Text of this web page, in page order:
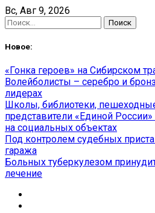
Skip
to
content
Вс, Авг 9, 2026
Найти:
Новое:
«Гонка героев» на Сибирском
Волейболисты – серебро и
лидерах
Школы, библиотеки,
представители «Единой
на социальных объектах
Под контролем судебных
гаража
Больных туберкулезом
лечение